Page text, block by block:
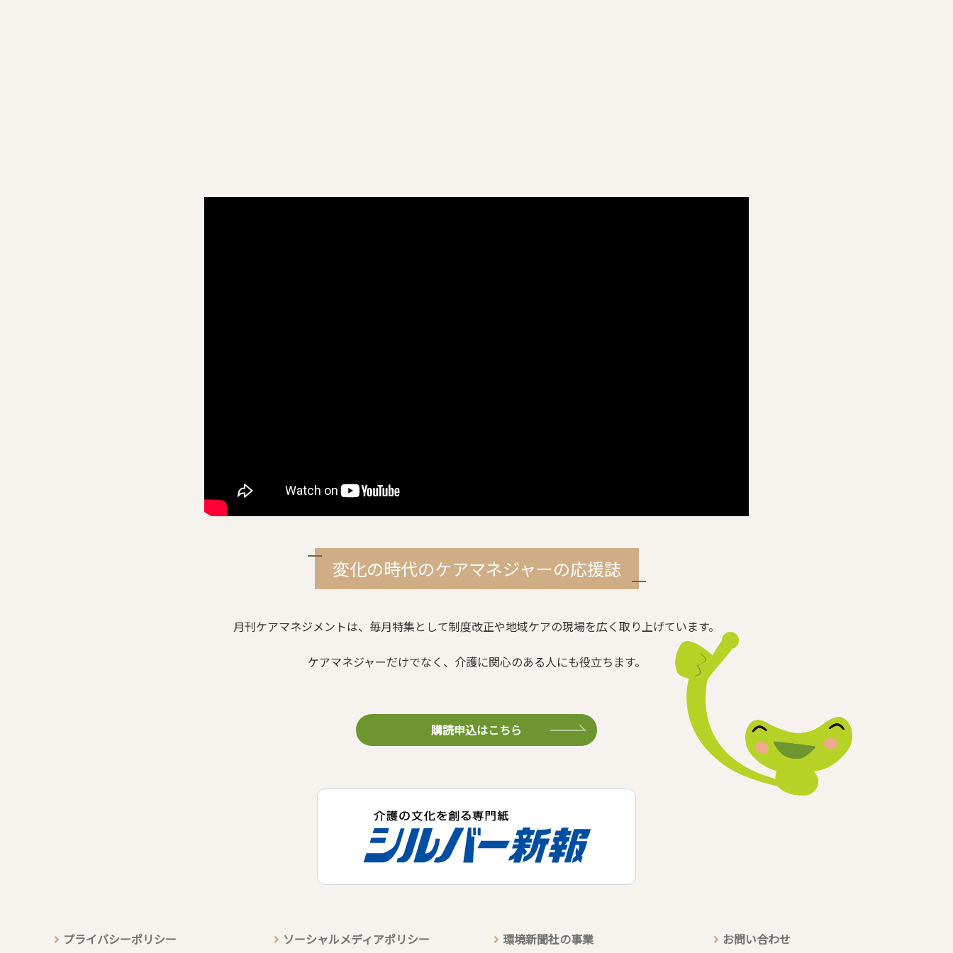
変化の時代のケアマネジャーの応援誌
月刊ケアマネジメントは、毎月特集として制度改正や地域ケアの現場を広く取り上げています。
ケアマネジャーだけでなく、介護に関心のある人にも役立ちます。
購読申込はこちら
プライバシーポリシー ソーシャルメディアポリシー 環境新聞社の事業 お問い合わせ